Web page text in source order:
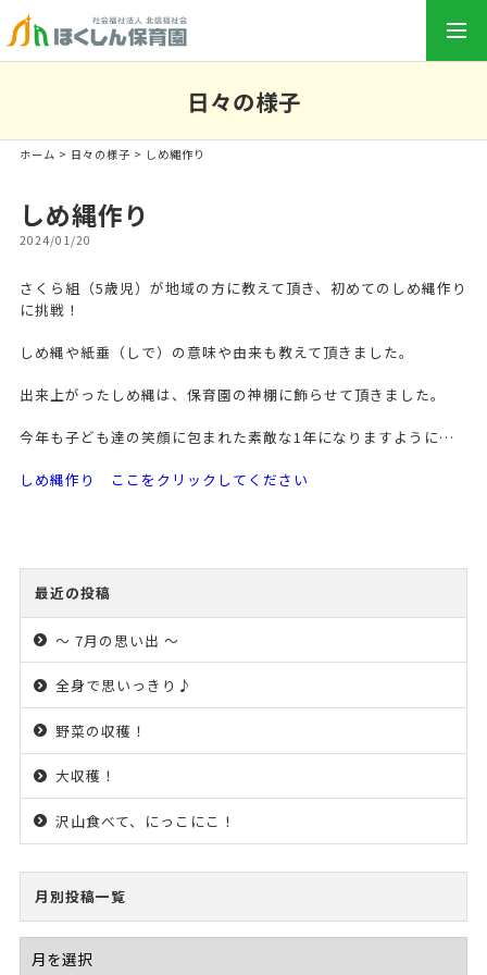
日々の様子
ホーム > 日々の様子 > しめ縄作り
しめ縄作り
2024/01/20
さくら組（5歳児）が地域の方に教えて頂き、初めてのしめ縄作り
に挑戦！
しめ縄や紙垂（しで）の意味や由来も教えて頂きました。
出来上がったしめ縄は、保育園の神棚に飾らせて頂きました。
今年も子ども達の笑顔に包まれた素敵な1年になりますように…
しめ縄作り ここをクリックしてください
最近の投稿
～ 7月の思い出 ～
全身で思いっきり♪
野菜の収穫！
大収穫！
沢山食べて、にっこにこ！
月別投稿一覧